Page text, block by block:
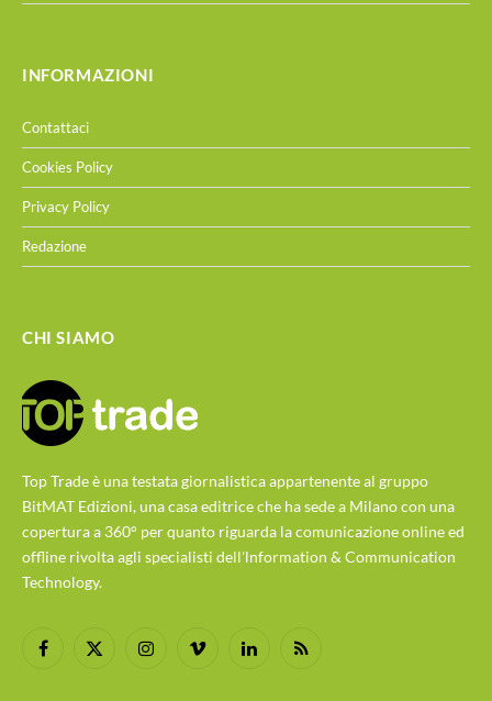
INFORMAZIONI
Contattaci
Cookies Policy
Privacy Policy
Redazione
CHI SIAMO
Top Trade è una testata giornalistica appartenente al gruppo
BitMAT Edizioni, una casa editrice che ha sede a Milano con una
copertura a 360° per quanto riguarda la comunicazione online ed
offline rivolta agli specialisti dell'lnformation & Communication
Technology.
Facebook
X
InstagramVimeo LinkedInRSS